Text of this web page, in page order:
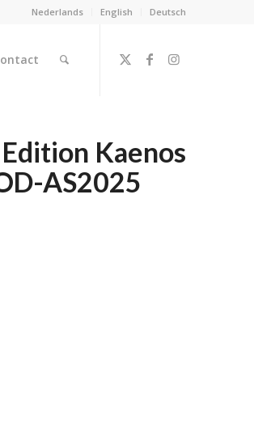
Nederlands English Deutsch
Kaenos
AS2025